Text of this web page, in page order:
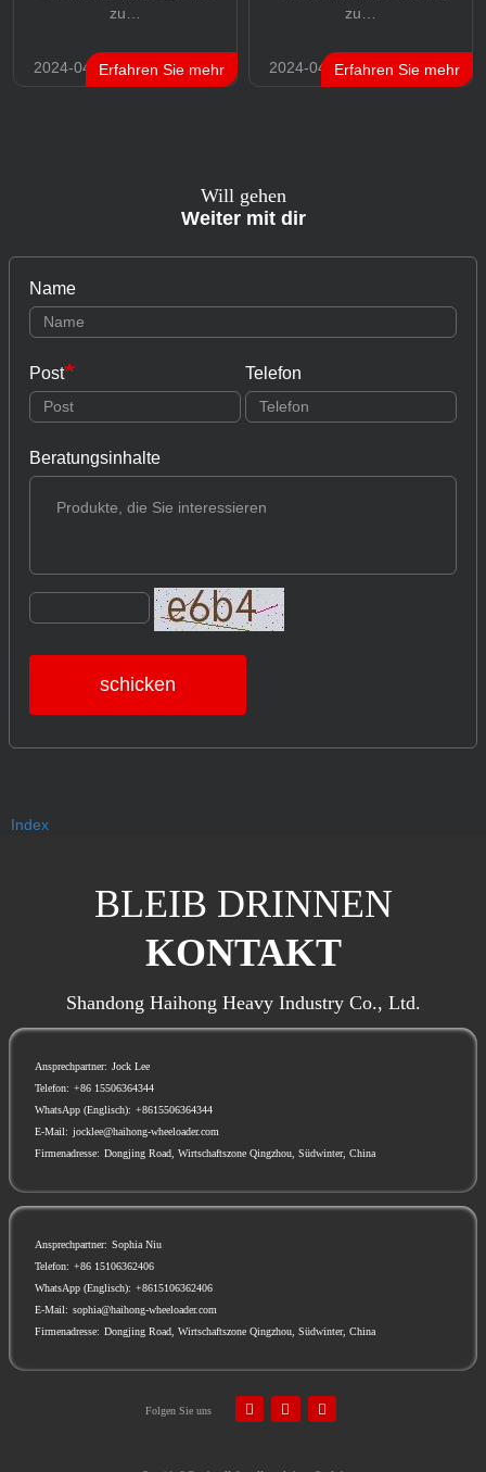
zu…
2024-04-17Erfahren Sie mehr
zu…
2024-04-17Erfahren Sie mehr
Will gehen
Weiter mit dir
Name
Post Telefon
Beratungsinhalte
schicken
Index
BLEIB DRINNEN
KONTAKT
Shandong Haihong Heavy Industry Co., Ltd.
Ansprechpartner: Jock Lee
Telefon: +86 15506364344
WhatsApp (Englisch): +8615506364344
E-Mail: jocklee@haihong-wheeloader.com
Firmenadresse: Dongjing Road, Wirtschaftszone Qingzhou, Südwinter, China
Ansprechpartner: Sophia Niu
Telefon: +86 15106362406
WhatsApp (Englisch): +8615106362406
E-Mail: sophia@haihong-wheeloader.com
Firmenadresse: Dongjing Road, Wirtschaftszone Qingzhou, Südwinter, China
Folgen Sie uns